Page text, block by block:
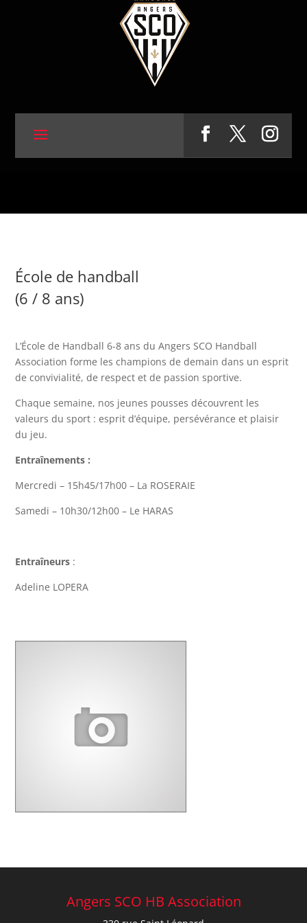
École de handball
(6 / 8 ans)
L’École de Handball 6-8 ans du Angers SCO Handball
Association forme les champions de demain dans un esprit
de convivialité, de respect et de passion sportive.
Chaque semaine, nos jeunes pousses découvrent les
valeurs du sport : esprit d’équipe, persévérance et plaisir
du jeu.
Entraînements :
Mercredi – 15h45/17h00 – La ROSERAIE
Samedi – 10h30/12h00 – Le HARAS
Entraîneurs :
Adeline LOPERA
Angers SCO HB Association